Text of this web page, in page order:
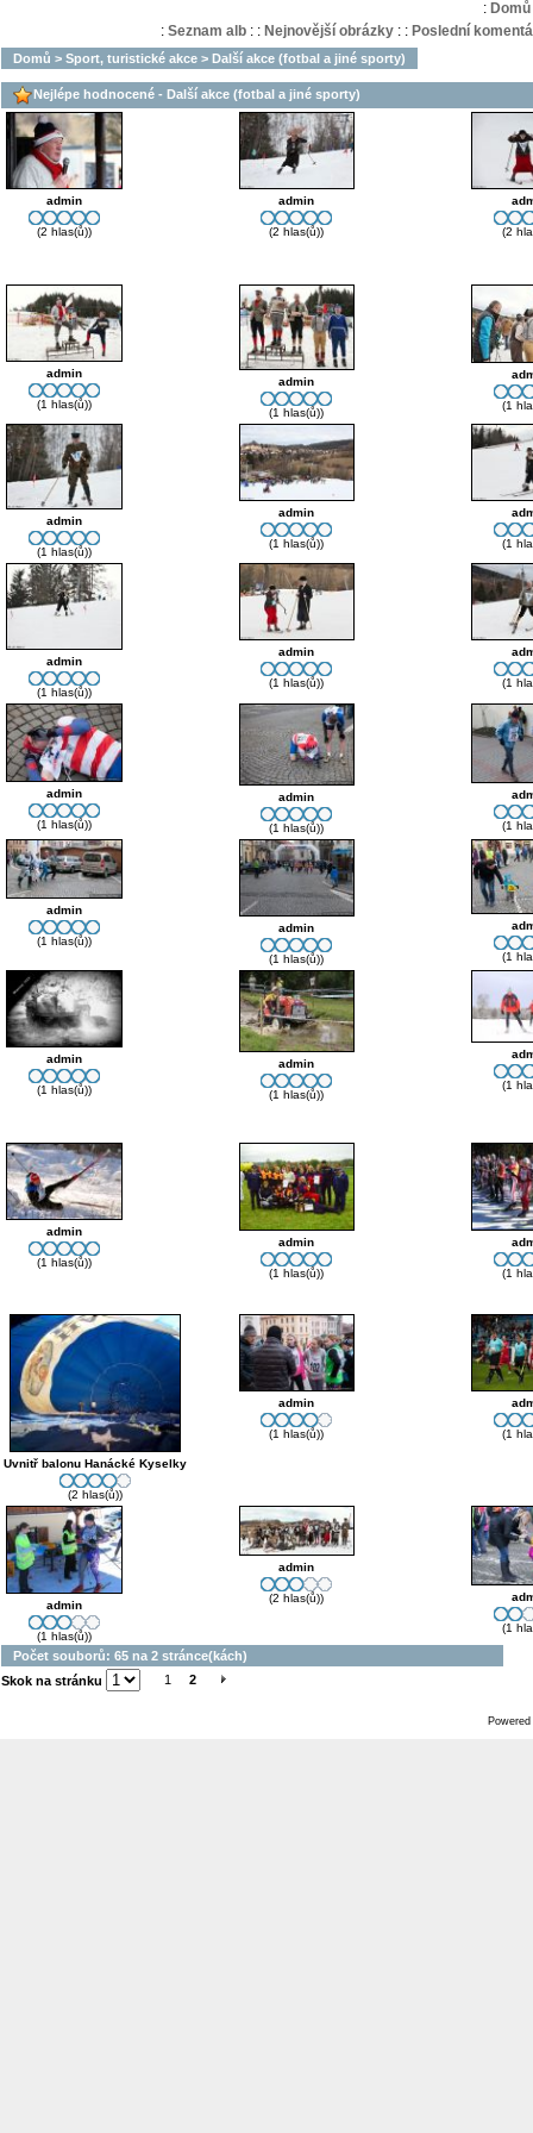
: Domů
: Seznam alb: : Nejnovější obrázky: : Poslední
Domů > Sport, turistické akce > Další akce (fotbal a jiné sporty)
Nejlépe hodnocené - Další akce (fotbal a jiné sporty)
admin
(2 hlas(ů))
admin
(2 hlas(ů)) (2
admin
(1 hlas(ů))
admin
(1 hlas(ů))
(1
admin
(1 hlas(ů))
admin
(1 hlas(ů)) (1
admin
(1 hlas(ů))
admin
(1 hlas(ů)) (1
admin
(1 hlas(ů))
admin
(1 hlas(ů)) (1
admin
(1 hlas(ů))
admin
(1 hlas(ů)) (1
admin
(1 hlas(ů))
admin
(1 hlas(ů))
(1
admin
(1 hlas(ů))
admin
(1 hlas(ů)) (1
Uvnitř balonu Hanácké Kyselky
(2 hlas(ů))
admin
(1 hlas(ů)) (1
admin
(1 hlas(ů))
admin
(2 hlas(ů))
(1
Počet souborů: 65 na 2 stránce(kách)
Skok na stránku
1 2